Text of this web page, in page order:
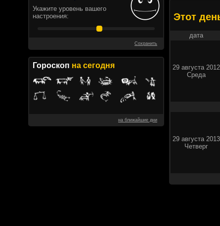
Укажите уровень вашего
настроения:
Сохранить
Гороскоп на сегодня
на ближайшие дни
Этот
дата
29 августа 2012
Среда
29 августа 2013
Четверг